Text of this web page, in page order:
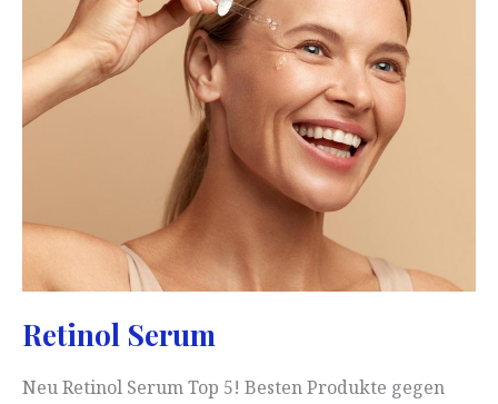
Retinol Serum
Neu Retinol Serum Top 5! Besten Produkte gegen